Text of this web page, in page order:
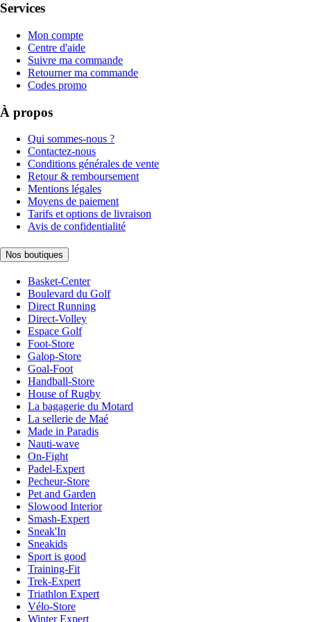
Services
Mon compte
Centre d'aide
Suivre ma commande
Retourner ma commande
Codes promo
À propos
Qui sommes-nous ?
Contactez-nous
Conditions générales de vente
Retour & remboursement
Mentions légales
Moyens de paiement
Tarifs et options de livraison
Avis de confidentialité
Nos boutiques
Basket-Center
Boulevard du Golf
Direct Running
Direct-Volley
Espace Golf
Foot-Store
Galop-Store
Goal-Foot
Handball-Store
House of Rugby
La bagagerie du Motard
La sellerie de Maé
Made in Paradis
Nauti-wave
On-Fight
Padel-Expert
Pecheur-Store
Pet and Garden
Slowood Interior
Smash-Expert
Sneak'In
Sneakids
Sport is good
Training-Fit
Trek-Expert
Triathlon Expert
Vélo-Store
Winter Expert